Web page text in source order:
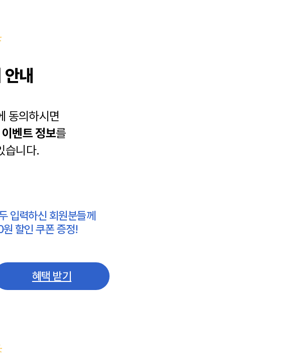
내
동의하시면
이벤트 정보를
습니다.
입력하신 회원분들께
할인 쿠폰 증정!
혜택 받기